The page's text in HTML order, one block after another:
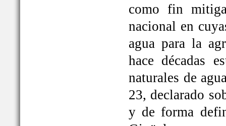
como fin
nacional en
agua para la
hace décadas
naturales de
23, declarado
y de forma